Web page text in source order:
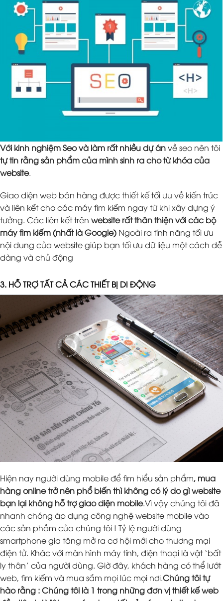
Với kinh nghiệm Seo và làm rất nhiều dự ánvề seo nên tôi
tự tin rằng sản phẩm của mình sinh ra cho từ khóa của
website.
Giao diện web bán hàng được thiết kế tối ưu về kiến trúc
và liên kết cho các máy tìm kiếm ngay từ khi xây dựng ý
tưởng. Các liên kết trên website rất thân thiện với các bộ
máy tìm kiếm (nhất là Google) Ngoài ra tính năng tối ưu
nội dung của website giúp bạn tối ưu dữ liệu một cách dễ
dàng và chủ động
3. HỖ TRỢ TẤT CẢ CÁC THIẾT BỊ DI ĐỘNG
Hiện nay người dùng mobile để tìm hiểu sản phẩm, mua
hàng online trở nên phổ biến thì không có lý do gì website
bạn lại không hỗ trợ giao diện mobile.Vì vậy chúng tôi đã
nhanh chóng áp dụng công nghệ website mobile vào
các sản phầm của chúng tôi ! Tỷ lệ người dùng
smartphone gia tăng mở ra cơ hội mới cho thương mại
điện tử. Khác với màn hình máy tính, điện thoại là vật ‘bất
ly thân’ của người dùng. Giờ đây, khách hàng có thể lướt
web, tìm kiếm và mua sắm mọi lúc mọi nơi.Chúng tôi tự
hào rằng : Chúng tôi là 1 trong những đơn vị thiết kế web